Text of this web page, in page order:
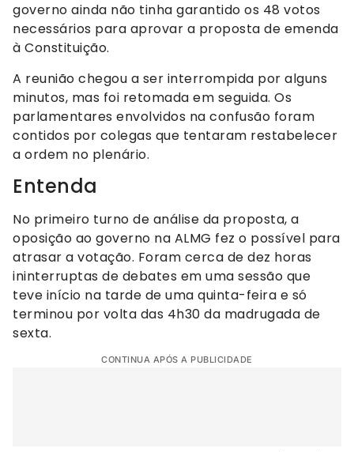
governo ainda não tinha garantido os 48 votos
necessários para aprovar a proposta de emenda
à Constituição.
A reunião chegou a ser interrompida por alguns
minutos, mas foi retomada em seguida. Os
parlamentares envolvidos na confusão foram
contidos por colegas que tentaram restabelecer
a ordem no plenário.
Entenda
No primeiro turno de análise da proposta, a
oposição ao governo na ALMG fez o possível para
atrasar a votação. Foram cerca de dez horas
ininterruptas de debates em uma sessão que
teve início na tarde de uma quinta-feira e só
terminou por volta das 4h30 da madrugada de
sexta.
CONTINUA APÓS A PUBLICIDADE